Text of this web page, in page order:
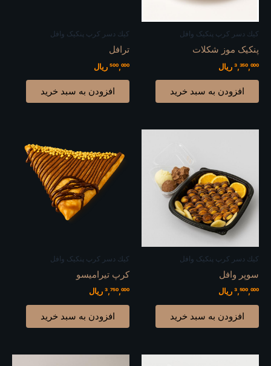
كيك دسر کرپ پنکیک وافل
پنکیک موز شکلات
3,350,000ریال
افزودن به سبد خرید
كيك دسر کرپ پنکیک وافل
ترافل
500,000ریال
افزودن به سبد خرید
كيك دسر کرپ پنکیک وافل
سوپر وافل
3,500,000ریال
افزودن به سبد خرید
كيك دسر کرپ پنکیک وافل
کرپ تیرامیسو
3,750,000ریال
افزودن به سبد خرید